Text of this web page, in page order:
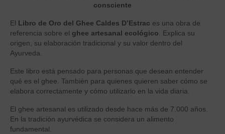
consciente
El Libro de Oro del Ghee Caldes D’Estrac es una obra de
referencia sobre el ghee artesanal ecológico . Explica su
origen, su elaboración tradicional y su valor dentro del
Ayurveda.
Este libro está pensado para personas que desean entender
qué es el ghee. También para quienes quieren saber cómo se
elabora correctamente y cómo utilizarlo en la vida diaria.
El ghee artesanal es utilizado desde hace más de 7.000 años.
En la tradición ayurvédica se considera un alimento
fundamental.